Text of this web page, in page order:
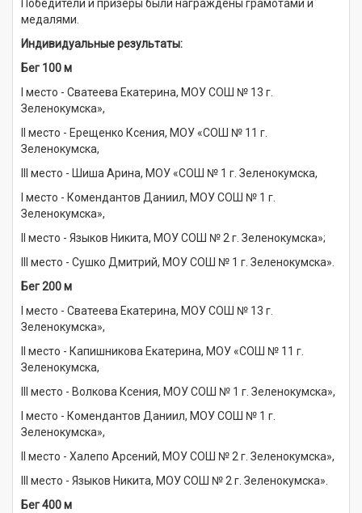
Победители и призеры были награждены грамотами и
медалями.
Индивидуальные результаты:
Бег 100 м
I место - Сватеева Екатерина, МОУ СОШ № 13 г.
Зеленокумска»,
II место - Ерещенко Ксения, МОУ «СОШ № 11 г.
Зеленокумска,
III место - Шиша Арина, МОУ «СОШ № 1 г. Зеленокумска,
I место - Комендантов Даниил, МОУ СОШ № 1 г.
Зеленокумска»,
II место - Языков Никита, МОУ СОШ № 2 г. Зеленокумска»;
III место - Сушко Дмитрий, МОУ СОШ № 1 г. Зеленокумска».
Бег 200 м
I место - Сватеева Екатерина, МОУ СОШ № 13 г.
Зеленокумска»,
II место - Капишникова Екатерина, МОУ «СОШ № 11 г.
Зеленокумска,
III место - Волкова Ксения, МОУ СОШ № 1 г. Зеленокумска»,
I место - Комендантов Даниил, МОУ СОШ № 1 г.
Зеленокумска»,
II место - Халепо Арсений, МОУ СОШ № 2 г. Зеленокумска»,
III место - Языков Никита, МОУ СОШ № 2 г. Зеленокумска».
Бег 400 м